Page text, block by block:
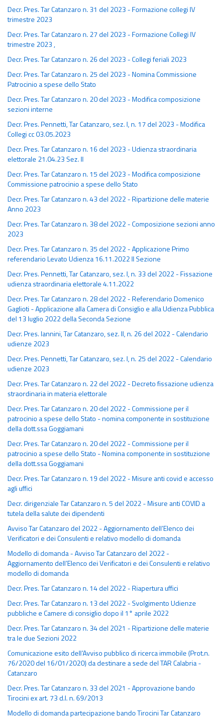
Decr. Pres. Tar Catanzaro n. 31 del 2023 - Formazione collegi IV
trimestre 2023
Decr. Pres. Tar Catanzaro n. 27 del 2023 - Formazione Collegi IV
trimestre 2023 ,
Decr. Pres. Tar Catanzaro n. 26 del 2023 - Collegi feriali 2023
Decr. Pres. Tar Catanzaro n. 25 del 2023 - Nomina Commissione
Patrocinio a spese dello Stato
Decr. Pres. Tar Catanzaro n. 20 del 2023 - Modifica composizione
sezioni interne
Decr. Pres. Pennetti, Tar Catanzaro, sez. I, n. 17 del 2023 - Modifica
Collegi cc 03.05.2023
Decr. Pres. Tar Catanzaro n. 16 del 2023 - Udienza straordinaria
elettorale 21.04.23 Sez. II
Decr. Pres. Tar Catanzaro n. 15 del 2023 - Modifica composizione
Commissione patrocinio a spese dello Stato
Decr. Pres. Tar Catanzaro n. 43 del 2022 - Ripartizione delle materie
Anno 2023
Decr. Pres. Tar Catanzaro n. 38 del 2022 - Composizione sezioni anno
2023
Decr. Pres. Tar Catanzaro n. 35 del 2022 - Applicazione Primo
referendario Levato Udienza 16.11.2022 II Sezione
Decr. Pres. Pennetti, Tar Catanzaro, sez. I, n. 33 del 2022 - Fissazione
udienza straordinaria elettorale 4.11.2022
Decr. Pres. Tar Catanzaro n. 28 del 2022 - Referendario Domenico
Gaglioti - Applicazione alla Camera di Consiglio e alla Udienza Pubblica
del 13 luglio 2022 della Seconda Sezione
Decr. Pres. Iannini, Tar Catanzaro, sez. II, n. 26 del 2022 - Calendario
udienze 2023
Decr. Pres. Pennetti, Tar Catanzaro, sez. I, n. 25 del 2022 - Calendario
udienze 2023
Decr. Pres. Tar Catanzaro n. 22 del 2022 - Decreto fissazione udienza
straordinaria in materia elettorale
Decr. Pres. Tar Catanzaro n. 20 del 2022 - Commissione per il
patrocinio a spese dello Stato - nomina componente in sostituzione
della dott.ssa Goggiamani
Decr. Pres. Tar Catanzaro n. 20 del 2022 - Commissione per il
patrocinio a spese dello Stato - Nomina componente in sostituzione
della dott.ssa Goggiamani
Decr. Pres. Tar Catanzaro n. 19 del 2022 - Misure anti covid e accesso
agli uffici
Decr. dirigenziale Tar Catanzaro n. 5 del 2022 - Misure anti COVID a
tutela della salute dei dipendenti
Avviso Tar Catanzaro del 2022 - Aggiornamento dell’Elenco dei
Verificatori e dei Consulenti e relativo modello di domanda
Modello di domanda - Avviso Tar Catanzaro del 2022 -
Aggiornamento dell’Elenco dei Verificatori e dei Consulenti e relativo
modello di domanda
Decr. Pres. Tar Catanzaro n. 14 del 2022 - Riapertura uffici
Decr. Pres. Tar Catanzaro n. 13 del 2022 - Svolgimento Udienze
pubbliche e Camere di consiglio dopo il 1° aprile 2022
Decr. Pres. Tar Catanzaro n. 34 del 2021 - Ripartizione delle materie
tra le due Sezioni 2022
Comunicazione esito dell’Avviso pubblico di ricerca immobile (Prot.n.
76/2020 del 16/01/2020) da destinare a sede del TAR Calabria -
Catanzaro
Decr. Pres. Tar Catanzaro n. 33 del 2021 - Approvazione bando
Tirocini ex art. 73 d.l. n. 69/2013
Modello di domanda partecipazione bando Tirocini Tar Catanzaro